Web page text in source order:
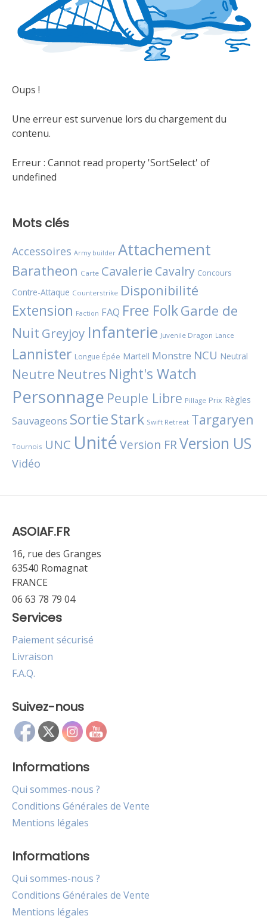
Oups !
Une erreur est survenue lors du chargement du
contenu.
Erreur : Cannot read property 'SortSelect' of
undefined
Mots clés
Accessoires Army builder Attachement
Baratheon Carte Cavalerie Cavalry Concours
Contre-Attaque Counterstrike Disponibilité
Extension Faction FAQ Free FolkGarde de
Nuit Greyjoy Infanterie Juvenile Dragon Lance
Lannister Longue Épée Martell Monstre NCU Neutral
Neutre Neutres Night's Watch
Personnage Peuple Libre Pillage Prix Règles
Sauvageons SortieStark Swift Retreat Targaryen
Tournois UNC UnitéVersion FRVersion US
Vidéo
ASOIAF.FR
16, rue des Granges
63540 Romagnat
FRANCE
06 63 78 79 04
Services
Paiement sécurisé
Livraison
F.A.Q.
Suivez-nous
Informations
Qui sommes-nous ?
Conditions Générales de Vente
Mentions légales
Informations
Qui sommes-nous ?
Conditions Générales de Vente
Mentions légales